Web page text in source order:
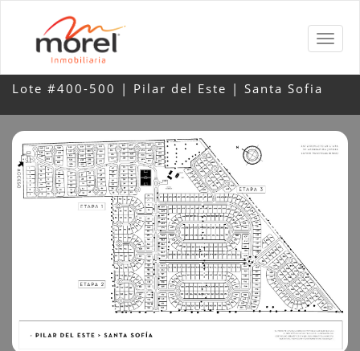
Lote #400-500 | Pilar del Este | Santa Sofia